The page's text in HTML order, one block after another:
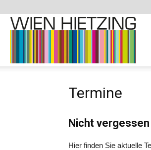
–
Termine
Nicht
Hier finden Sie aktuelle